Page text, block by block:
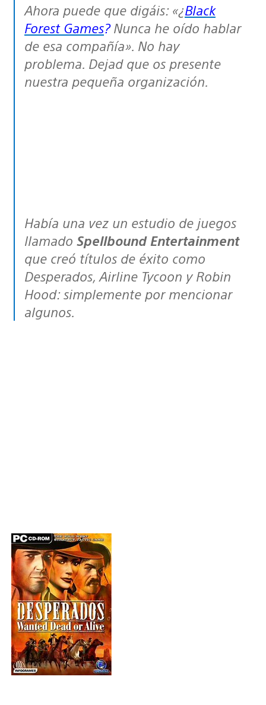
Ahora puede que digáis: «¿Black
Forest Games?Nunca he oído hablar
de esa compañía». No hay
problema. Dejad que os presente
nuestra pequeña organización.
Había una vez un estudio de juegos
llamado Spellbound Entertainment
que creó títulos de éxito como
Desperados, Airline Tycoon y Robin
Hood: simplemente por mencionar
algunos.